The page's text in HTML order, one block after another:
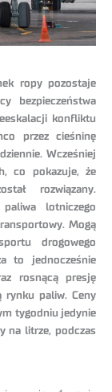
ropy pozostaje
bezpieczeństwa
konfliktu
przez cieśninę
Wcześniej
co pokazuje, że
rozwiązany.
lotniczego
Mogą
drogowego
to jednocześnie
rosnącą presję
rynku paliw. Ceny
tygodniu jedynie
na litrze, podczas